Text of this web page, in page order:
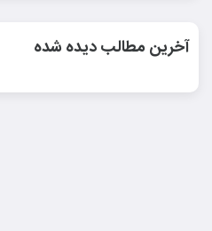
آخرین مطالب دیده شده